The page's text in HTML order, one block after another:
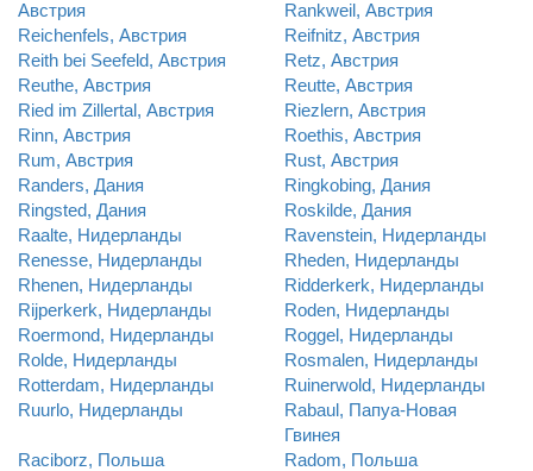
Австрия
Rankweil, Австрия
Reichenfels, Австрия
Reifnitz, Австрия
Reith bei Seefeld, Австрия
Retz, Австрия
Reuthe, Австрия
Reutte, Австрия
Ried im Zillertal, Австрия
Riezlern, Австрия
Rinn, Австрия
Roethis, Австрия
Rum, Австрия
Rust, Австрия
Randers, Дания
Ringkobing, Дания
Ringsted, Дания
Roskilde, Дания
Raalte, Нидерланды
Ravenstein, Нидерланды
Renesse, Нидерланды
Rheden, Нидерланды
Rhenen, Нидерланды
Ridderkerk, Нидерланды
Rijperkerk, Нидерланды
Roden, Нидерланды
Roermond, Нидерланды
Roggel, Нидерланды
Rolde, Нидерланды
Rosmalen, Нидерланды
Rotterdam, Нидерланды
Ruinerwold, Нидерланды
Ruurlo, Нидерланды
Rabaul, Папуа-Новая
Гвинея
Raciborz, Польша
Radom, Польша